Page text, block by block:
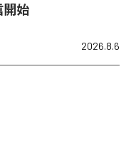
開始
2026.8.6